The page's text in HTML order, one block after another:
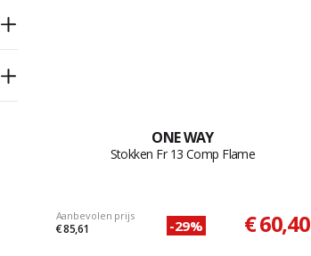
Openplooien
Openplooien
ONE WAY
Stokken Fr 13 Comp Flame
Aanbevolen prijs
€ 85,61 -29% € 60,40